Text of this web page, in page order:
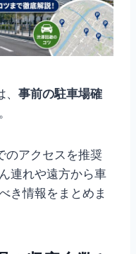
事前の駐車場確
のアクセスを推奨
連れや遠方から車
き情報をまとめま